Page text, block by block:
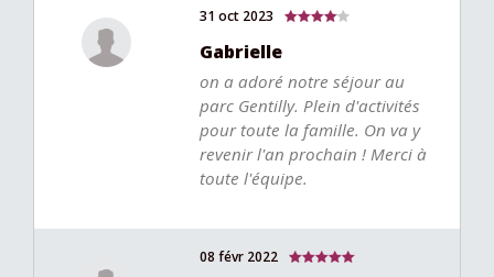
31 oct 2023
Gabrielle
on a adoré notre séjour au
parc Gentilly. Plein d'activités
pour toute la famille. On va y
revenir l'an prochain ! Merci à
toute l'équipe.
08 févr 2022